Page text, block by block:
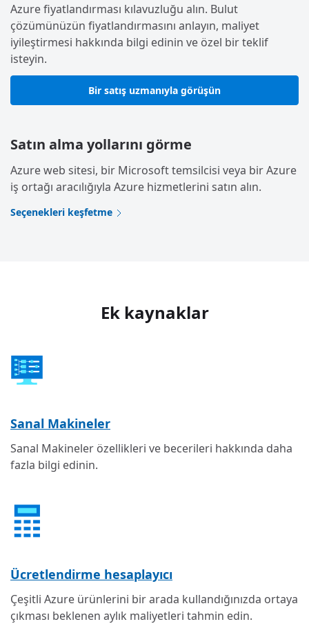
Azure fiyatlandırması kılavuzluğu alın. Bulut
çözümünüzün fiyatlandırmasını anlayın, maliyet
iyileştirmesi hakkında bilgi edinin ve özel bir teklif
isteyin.
Bir satış uzmanıyla görüşün
Satın alma yollarını görme
Azure web sitesi, bir Microsoft temsilcisi veya bir Azure
iş ortağı aracılığıyla Azure hizmetlerini satın alın.
Seçenekleri keşfetme
Ek kaynaklar
Sanal Makineler
Sanal Makineler özellikleri ve becerileri hakkında daha
fazla bilgi edinin.
Ücretlendirme hesaplayıcı
Çeşitli Azure ürünlerini bir arada kullandığınızda ortaya
çıkması beklenen aylık maliyetleri tahmin edin.